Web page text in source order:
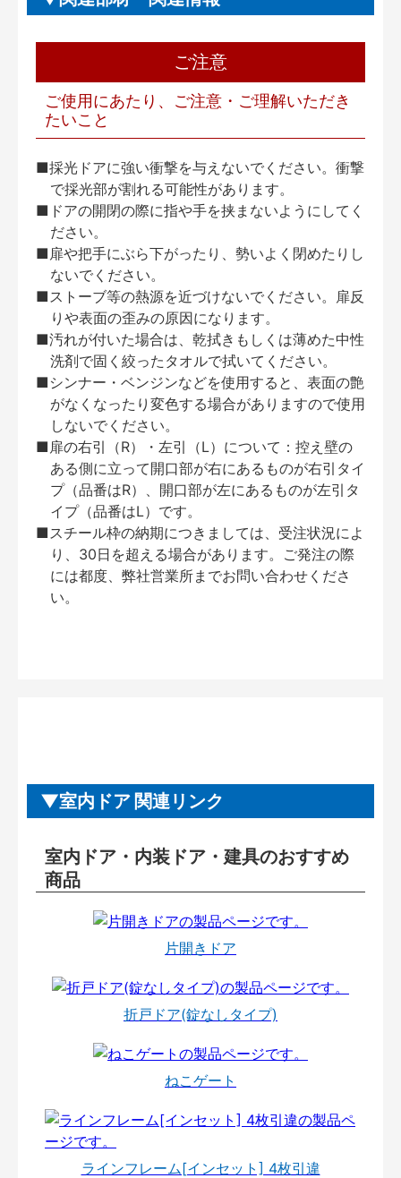
ご注意
ご使用にあたり、ご注意・ご理解いただき
たいこと
■採光ドアに強い衝撃を与えないでください。衝撃
で採光部が割れる可能性があります。
■ドアの開閉の際に指や手を挟まないようにしてく
ださい。
■扉や把手にぶら下がったり、勢いよく閉めたりし
ないでください。
■ストーブ等の熱源を近づけないでください。扉反
りや表面の歪みの原因になります。
■汚れが付いた場合は、乾拭きもしくは薄めた中性
洗剤で固く絞ったタオルで拭いてください。
■シンナー・ベンジンなどを使用すると、表面の艶
がなくなったり変色する場合がありますので使用
しないでください。
■扉の右引（R）・左引（L）について：控え壁の
ある側に立って開口部が右にあるものが右引タイ
プ（品番はR）、開口部が左にあるものが左引タ
イプ（品番はL）です。
■スチール枠の納期につきましては、受注状況によ
り、30日を超える場合があります。ご発注の際
には都度、弊社営業所までお問い合わせくださ
い。
室内ドア 関連リンク
室内ドア・内装ドア・建具のおすすめ
商品
片開きドア
折戸ドア(錠なしタイプ)
ねこゲート
ラインフレーム[インセット] 4枚引違